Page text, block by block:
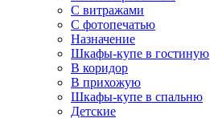
С витражами
С фотопечатью
Назначение
Шкафы-купе в гостиную
В коридор
В прихожую
Шкафы-купе в спальню
Детские